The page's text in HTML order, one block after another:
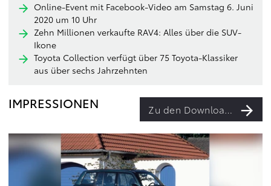
Online-Event mit Facebook-Video am Samstag 6. Juni
2020 um 10 Uhr
Zehn Millionen verkaufte RAV4: Alles über die SUV-
Ikone
Toyota Collection verfügt über 75 Toyota-Klassiker
aus über sechs Jahrzehnten
IMPRESSIONEN Zu den Downloads